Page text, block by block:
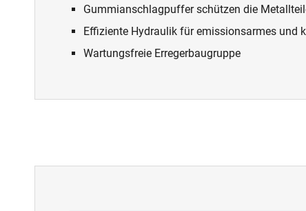
Gummianschlagpuffer schützen die
Effiziente Hydraulik für emissionsarmes und
Wartungsfreie Erregerbaugruppe